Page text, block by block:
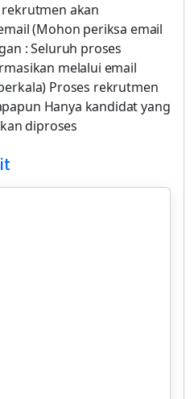
rekrutmen akan
(Mohon periksa email
: Seluruh proses
melalui email
Proses rekrutmen
Hanya kandidat yang
diproses